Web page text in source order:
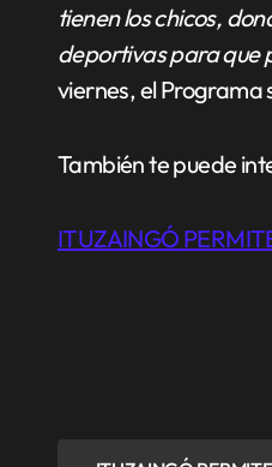
tienen los chicos,
deportivas para que
viernes, el Programa
También te puede
ITUZAINGÓ